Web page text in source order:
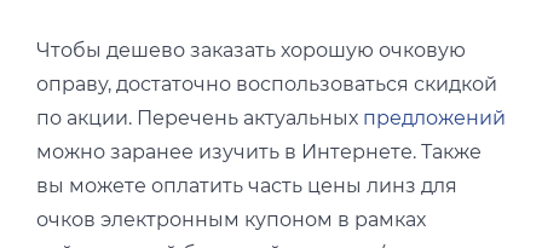
Чтобы дешево заказать хорошую очковую
оправу, достаточно воспользоваться скидкой
по акции. Перечень актуальных предложений
можно заранее изучить в Интернете. Также
вы можете оплатить часть цены линз для
очков электронным купоном в рамках